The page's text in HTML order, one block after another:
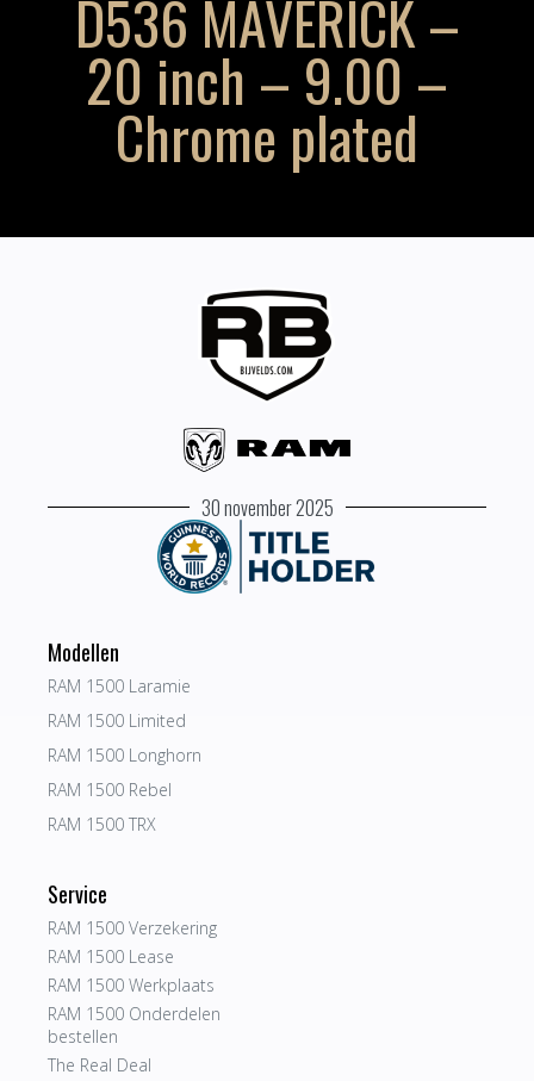
D536 MAVERICK –
20 inch – 9.00 –
Chrome plated
30 november 2025
Modellen
RAM 1500 Laramie
RAM 1500 Limited
RAM 1500 Longhorn
RAM 1500 Rebel
RAM 1500 TRX
Service
RAM 1500 Verzekering
RAM 1500 Lease
RAM 1500 Werkplaats
RAM 1500 Onderdelen
bestellen
The Real Deal